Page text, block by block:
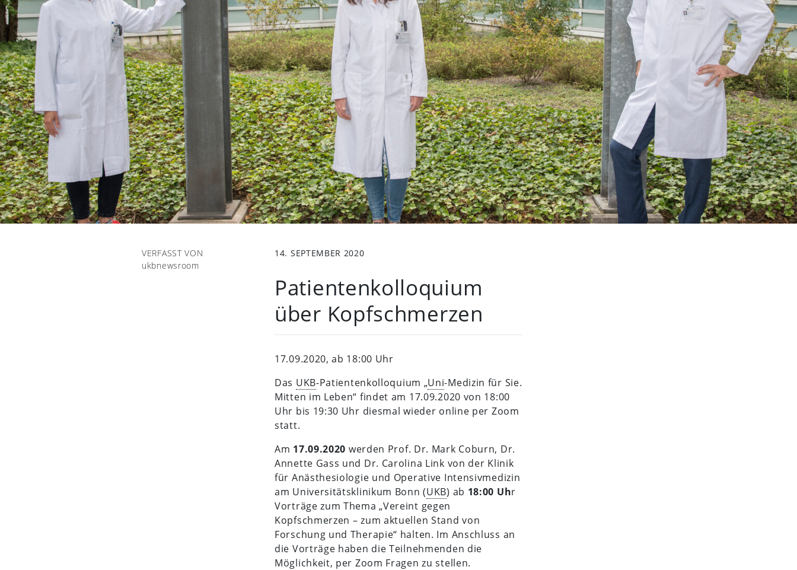
VERFASST VON
ukbnewsroom
14. SEPTEMBER 2020
Patientenkolloquium
über Kopfschmerzen
17.09.2020, ab 18:00 Uhr
Das UKB-Patientenkolloquium „Uni-Medizin für Sie.
Mitten im Leben“ findet am 17.09.2020 von 18:00
Uhr bis 19:30 Uhr diesmal wieder online per Zoom
statt.
Am 17.09.2020 werden Prof. Dr. Mark Coburn, Dr.
Annette Gass und Dr. Carolina Link von der Klinik
für Anästhesiologie und Operative Intensivmedizin
am Universitätsklinikum Bonn (UKB) ab 18:00 Uhr
Vorträge zum Thema „Vereint gegen
Kopfschmerzen – zum aktuellen Stand von
Forschung und Therapie“ halten. Im Anschluss an
die Vorträge haben die Teilnehmenden die
Möglichkeit, per Zoom Fragen zu stellen.